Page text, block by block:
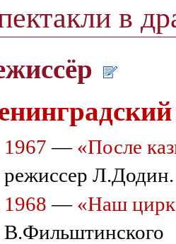
в
1967 — «После
режиссер
1968 — «Наш
В.Фильштинского